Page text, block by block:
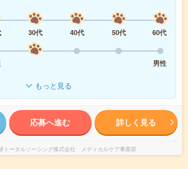
30代 40代 50代
60代
男性
もっと見る
応募へ進む 詳しく見る
トータルソーシング株式会社 メディカルケア事業部